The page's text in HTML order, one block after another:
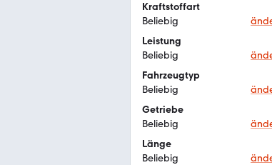
Kraftstoffart
Beliebig
Leistung
Beliebig
Fahrzeugtyp
Beliebig
Getriebe
Beliebig
Länge
Beliebig